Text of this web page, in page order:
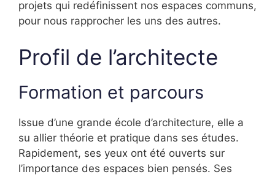
projets qui redéfinissent nos espaces communs,
pour nous rapprocher les uns des autres.
Profil de l’architecte
Formation et parcours
Issue d’une grande école d’architecture, elle a
su allier théorie et pratique dans ses études.
Rapidement, ses yeux ont été ouverts sur
l’importance des espaces bien pensés. Ses